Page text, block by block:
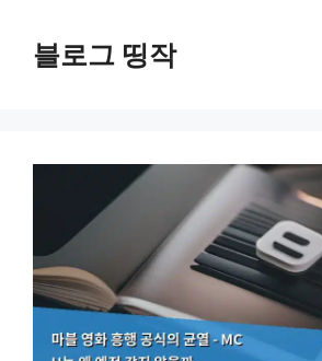
블로그 띵작